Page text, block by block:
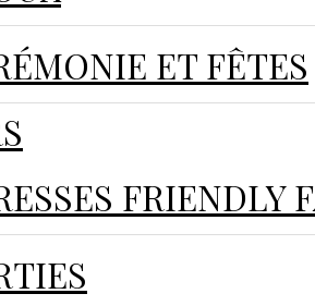
ET FÊTES
FRIENDLY